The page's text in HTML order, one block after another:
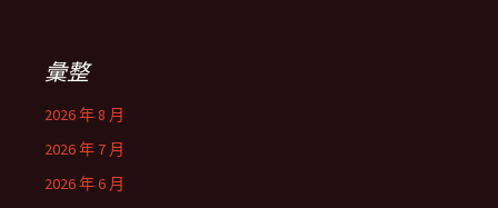
彙整
2026 年 8 月
2026 年 7 月
2026 年 6 月